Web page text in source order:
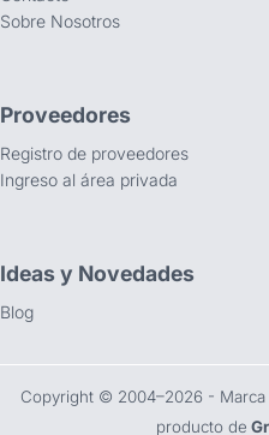
Sobre Nosotros
Proveedores
Registro de proveedores
Ingreso al área privada
Ideas y Novedades
Blog
Copyright ©️ 2004–2026 -
producto de